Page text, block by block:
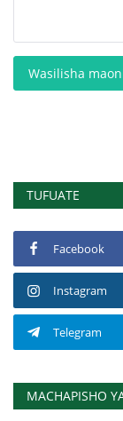
Wasilisha
TUFUATE
Facebook
Instagram
Telegram
MACHAPISHO